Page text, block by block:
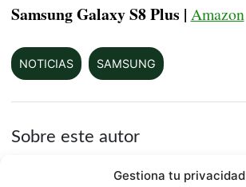
Gestiona tu privacidad
Samsung Galaxy S8 Plus | Amazon
NOTICIAS SAMSUNG
Sobre este autor